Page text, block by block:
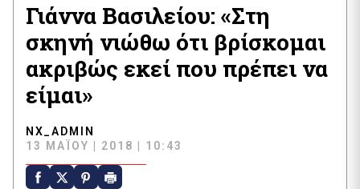
Γιάννα Βασιλείου: «Στη
σκηνή νιώθω ότι βρίσκομαι
ακριβώς εκεί που πρέπει να
είμαι»
NX_ADMIN
13 ΜΑΪ́ΟΥ | 2018 | 10:43